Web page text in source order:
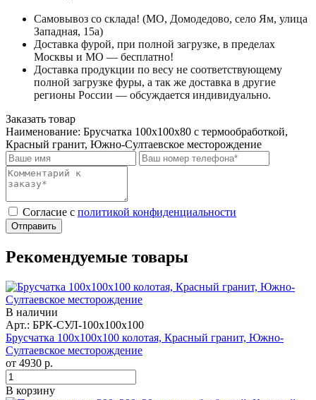
Самовывоз со склада! (МО, Домодедово, село Ям, улица
Западная, 15а)
Доставка фурой, при полной загрузке, в пределах
Москвы и МО — бесплатно!
Доставка продукции по весу не соответствующему
полной загрузке фуры, а так же доставка в другие
регионы России — обсуждается индивидуально.
Заказать товар
Наименование: Брусчатка 100x100x80 с термообработкой,
Красный гранит, Южно-Султаевское месторождение
Cогласие с политикой конфиденциальности
Отправить
Рекомендуемые товары
В наличии
Арт.: БРК-СУЛ-100х100х100
Брусчатка 100x100x100 колотая, Красный гранит, Южно-
Султаевское месторождение
от 4930 р.
В корзину